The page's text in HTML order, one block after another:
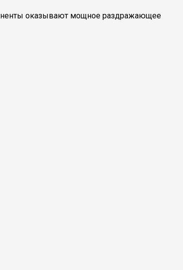
оказывают мощное раздражающее